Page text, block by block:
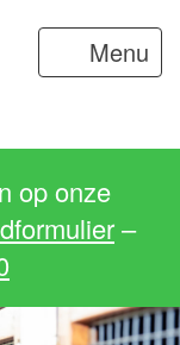
Menu
op onze
–